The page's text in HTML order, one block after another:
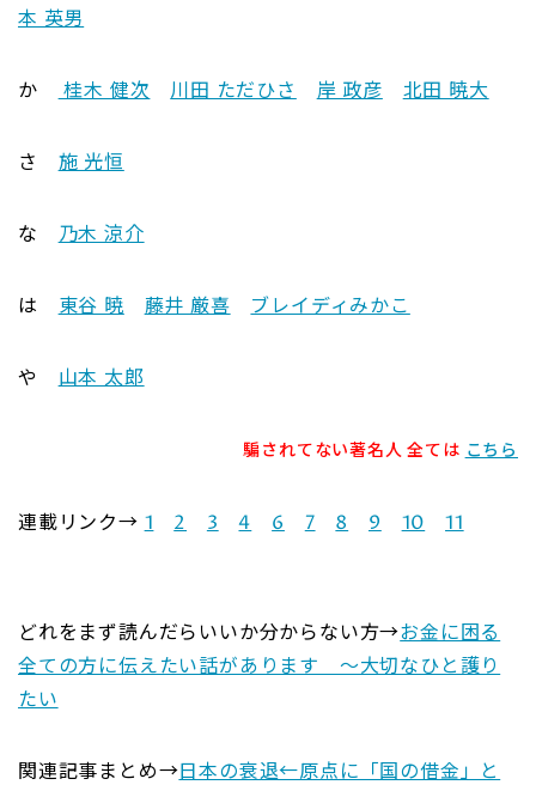
本 英男
か 桂木 健次 川田 ただひさ 岸 政彦 北田 暁大
さ 施 光恒
な 乃木 涼介
は 東谷 暁 藤井 厳喜 ブレイディみかこ
や 山本 太郎
騙されてない著名人 全ては こちら
連載リンク→ 1 2 3 4 6 7 8 9 10 11
どれをまず読んだらいいか分からない方→お金に困る
全ての方に伝えたい話があります ～大切なひと護り
たい
関連記事まとめ→日本の衰退←原点に「国の借金」と